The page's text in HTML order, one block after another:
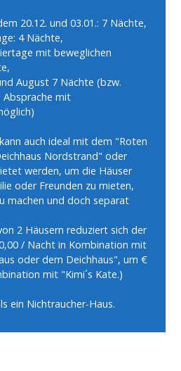
20.12. und 03.01.: 7 Nächte,
4 Nächte,
mit beweglichen
August 7 Nächte (bzw.
Absprache mit
auch ideal mit dem "Roten
Nordstrand" oder
werden, um die Häuser
oder Freunden zu mieten,
machen und doch separat
2 Häusern reduziert sich der
/ Nacht in Kombination mit
oder dem Deichhaus", um €
mit "Kimi´s Kate.)
ein Nichtraucher-Haus.